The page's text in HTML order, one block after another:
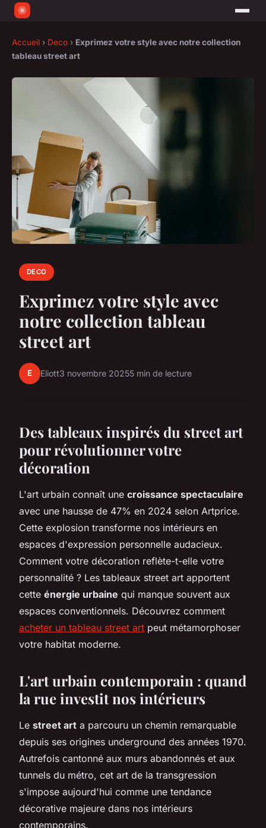
Accueil › Deco › Exprimez votre style avec notre collection
tableau street art
DECO
Exprimez votre style avec
notre collection tableau
street art
E Eliott3 novembre 20255 min de lecture
Des tableaux inspirés du street art
pour révolutionner votre
décoration
L'art urbain connaît une croissance spectaculaire
avec une hausse de 47% en 2024 selon Artprice.
Cette explosion transforme nos intérieurs en
espaces d'expression personnelle audacieux.
Comment votre décoration reflète-t-elle votre
personnalité ? Les tableaux street art apportent
cette énergie urbaine qui manque souvent aux
espaces conventionnels. Découvrez comment
acheter un tableau street art peut métamorphoser
votre habitat moderne.
L'art urbain contemporain : quand
la rue investit nos intérieurs
Le street art a parcouru un chemin remarquable
depuis ses origines underground des années 1970.
Autrefois cantonné aux murs abandonnés et aux
tunnels du métro, cet art de la transgression
s'impose aujourd'hui comme une tendance
décorative majeure dans nos intérieurs
contemporains.